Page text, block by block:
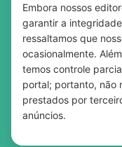
Embora nossos
garantir a
ressaltamos que
ocasionalmente.
temos controle
portal; portanto, não
prestados por
anúncios.